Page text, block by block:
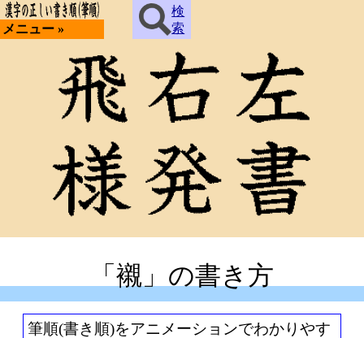
メニュー »
検
索
「襯」の書き方
筆順(書き順)をアニメーションでわかりやす